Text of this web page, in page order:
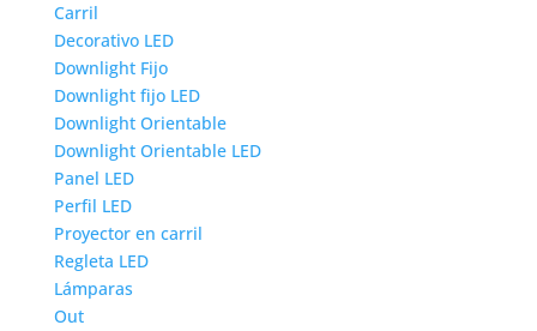
Carril
Decorativo LED
Downlight Fijo
Downlight fijo LED
Downlight Orientable
Downlight Orientable LED
Panel LED
Perfil LED
Proyector en carril
Regleta LED
Lámparas
Out